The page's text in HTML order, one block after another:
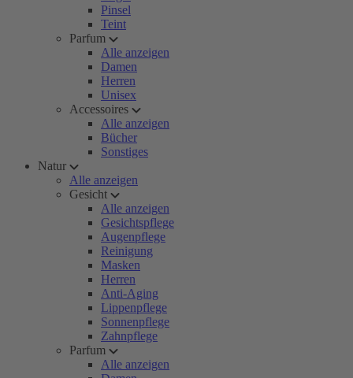
Pinsel
Teint
Parfum
Alle anzeigen
Damen
Herren
Unisex
Accessoires
Alle anzeigen
Bücher
Sonstiges
Natur
Alle anzeigen
Gesicht
Alle anzeigen
Gesichtspflege
Augenpflege
Reinigung
Masken
Herren
Anti-Aging
Lippenpflege
Sonnenpflege
Zahnpflege
Parfum
Alle anzeigen